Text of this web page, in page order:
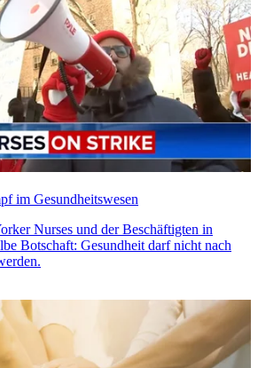
im Gesundheitswesen
Nurses und der Beschäftigten in
Botschaft: Gesundheit darf nicht nach